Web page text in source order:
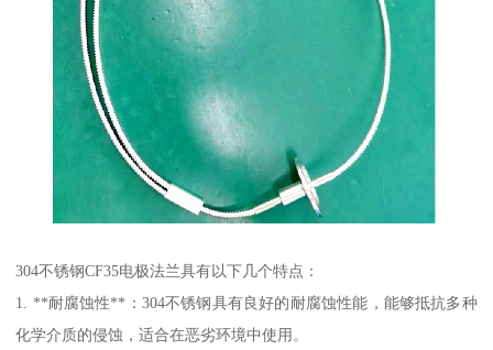
304不锈钢CF35电极法兰具有以下几个特点：
1. **耐腐蚀性**：304不锈钢具有良好的耐腐蚀性能，能够抵抗多种
化学介质的侵蚀，适合在恶劣环境中使用。